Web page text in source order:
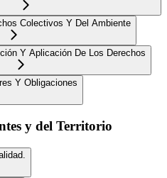
Colectivos Y Del Ambiente
Y Aplicación De Los Derechos
Y Obligaciones
y del Territorio